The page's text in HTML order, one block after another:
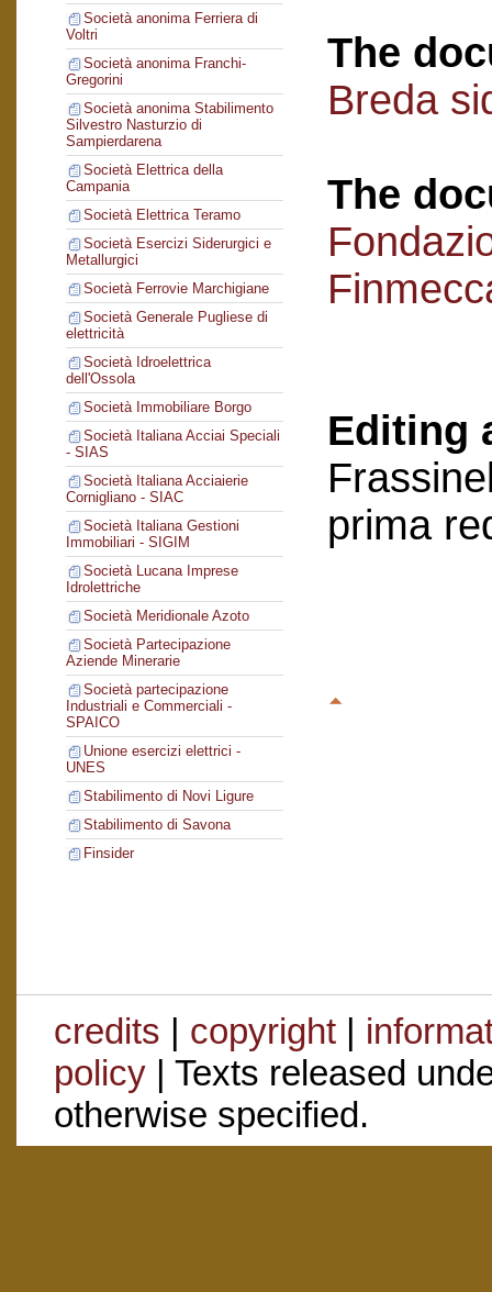
Società anonima Ferriera di
Voltri
Società anonima Franchi-
Gregorini
Società anonima Stabilimento
Silvestro Nasturzio di
Sampierdarena
Società Elettrica della
Campania
Società Elettrica Teramo
Società Esercizi Siderurgici e
Metallurgici
Società Ferrovie Marchigiane
Società Generale Pugliese di
elettricità
Società Idroelettrica
dell'Ossola
Società Immobiliare Borgo
Società Italiana Acciai Speciali
- SIAS
Società Italiana Acciaierie
Cornigliano - SIAC
Società Italiana Gestioni
Immobiliari - SIGIM
Società Lucana Imprese
Idrolettriche
Società Meridionale Azoto
Società Partecipazione
Aziende Minerarie
Società partecipazione
Industriali e Commerciali -
SPAICO
Unione esercizi elettrici -
UNES
Stabilimento di Novi Ligure
Stabilimento di Savona
Finsider
The
Breda
The
Editing
prima
credits | copyright|
policy| Texts released
otherwise specified.